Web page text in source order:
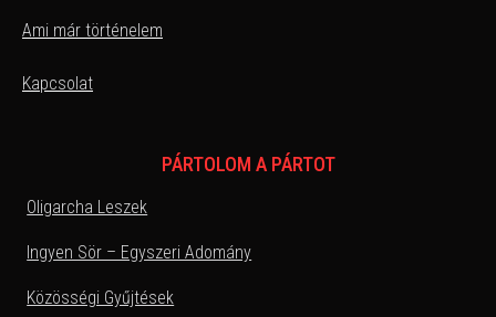
Ami már történelem
Kapcsolat
PÁRTOLOM A PÁRTOT
Oligarcha Leszek
Ingyen Sör – Egyszeri Adomány
Közösségi Gyűjtések